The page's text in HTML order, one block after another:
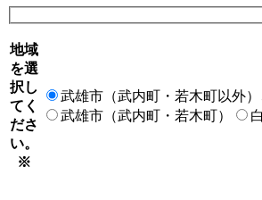
地域
を選
択し
てく
ださ
い。
※
武雄市（武内町・若木町以外
武雄市（武内町・若木町）